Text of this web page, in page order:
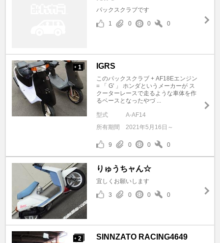
パックスクラブです
1
0 0 0
+ 1 IGRS
このパックスクラブ + AF18Eエンジン
= 「 G' 」 ホンダというメーカーが ス
クーターレースで走るような車体を作
るベースとなったやづ ...
型式
A-AF14
所有期間
2021年5月16日～
9 0 0 0
りゅうちャん☆
宜しくお願いします
3
0 0 0
+ 2 SINNZATO RACING4649